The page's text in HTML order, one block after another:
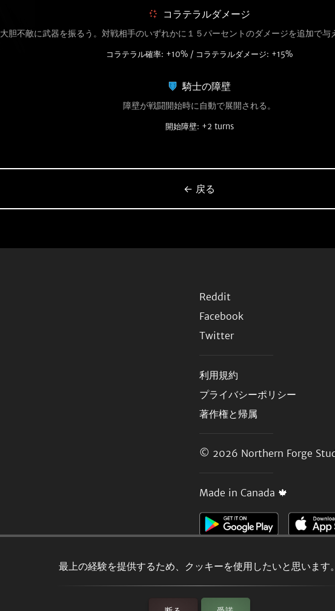
最上の経験を提供するため、クッキーを使用したいと思います。
コラテラルダメージ
大胆不敵に武器を振るう。対戦相手のいずれかに１５パーセントのダメージを追加で与
コラテラル確率: +10% / コラテラルダメージ: +15%
騎士の障壁
障壁が戦闘開始時に自動で展開される。
開始障壁: +2 turns
← 戻る
Reddit
Facebook
Twitter
利用規約
プライバシーポリシー
著作権と帰属
© 2026 Northern Forge
Made in Canada 🍁